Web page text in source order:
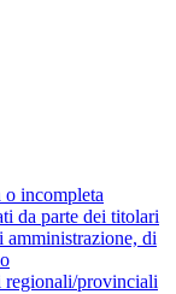
o incompleta
da parte dei titolari
di
provinciali